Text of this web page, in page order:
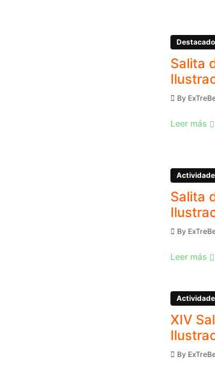
Destacado
Salita
By
Leer más
Salita
By
Leer más
XIV
By